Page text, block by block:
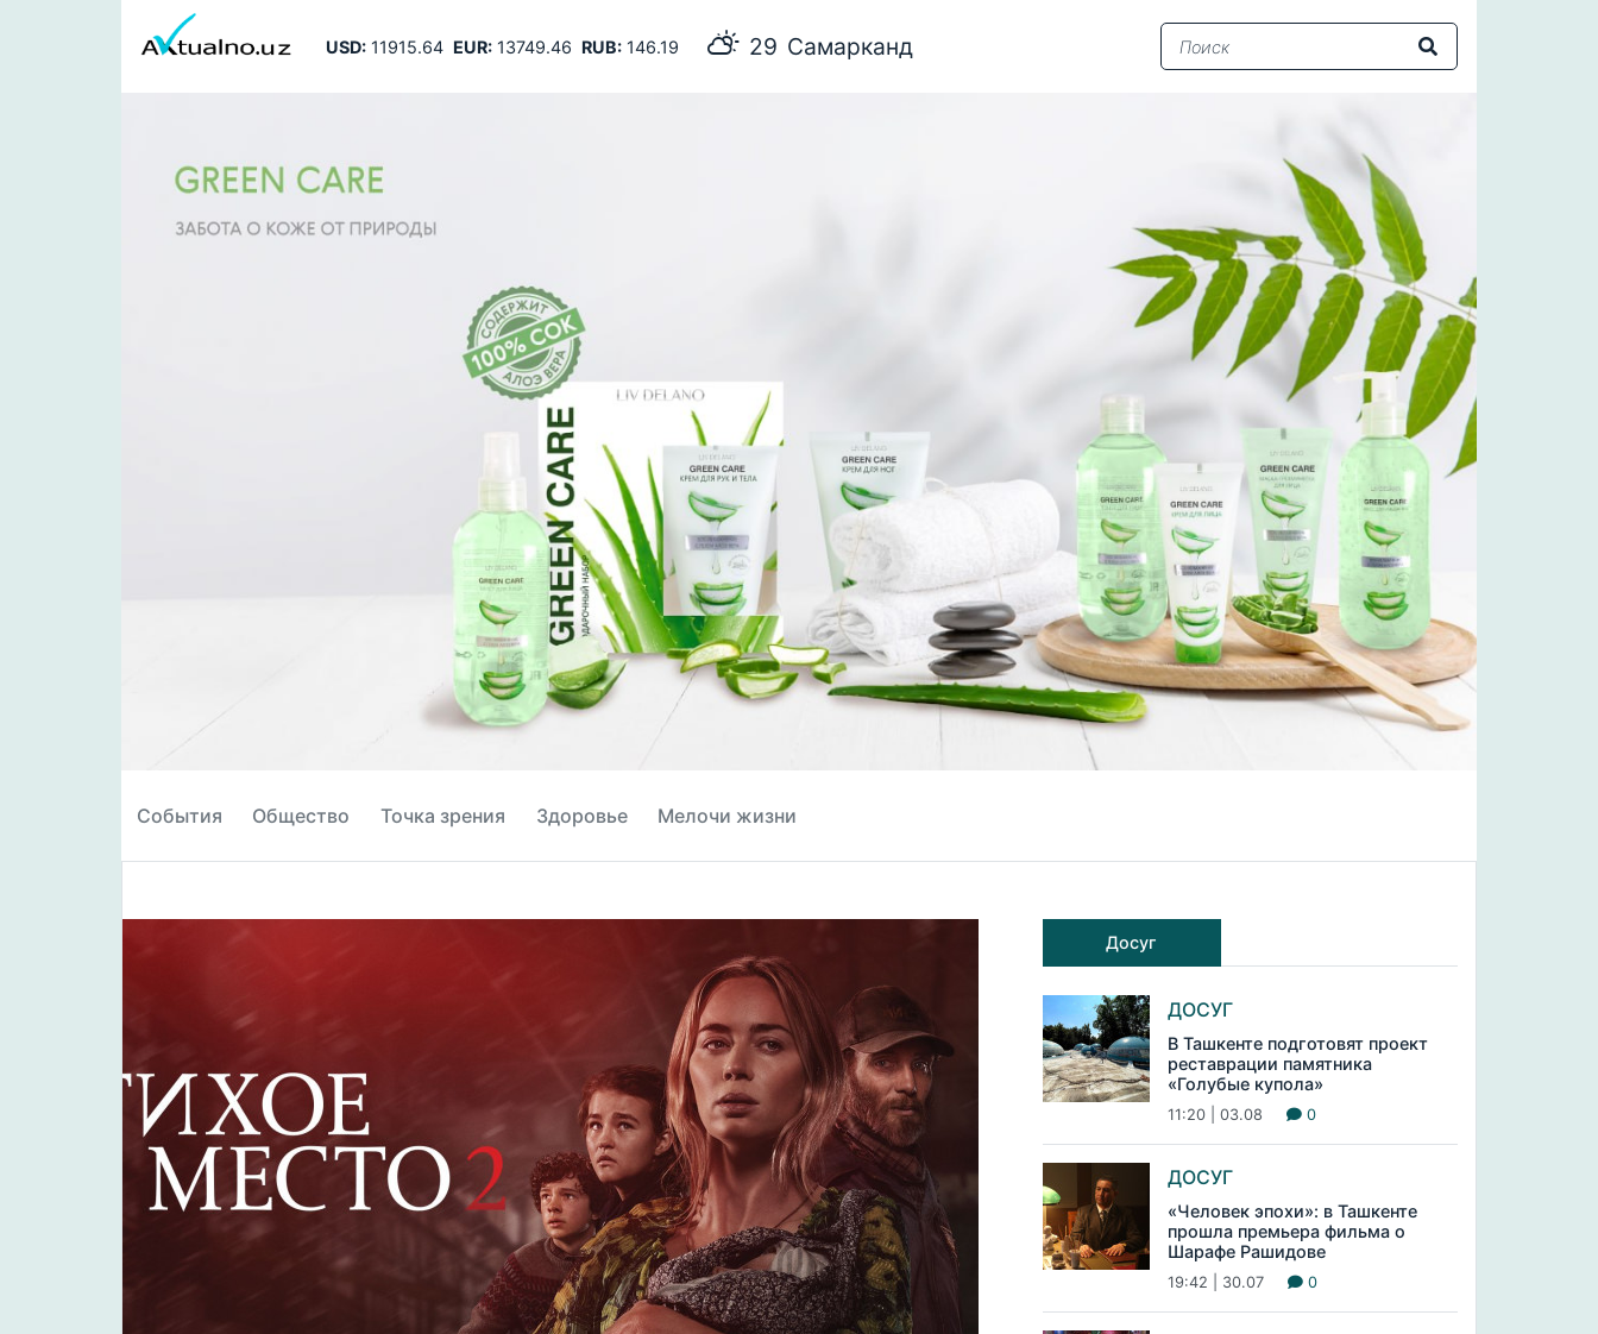
USD:11915.64 EUR:13749.46 RUB:146.19 29 Самарканд
События Общество Точка зрения Здоровье Мелочи жизни
Досуг
ДОСУГ
В Ташкенте подготовят проект
реставрации памятника
«Голубые купола»
11:20 | 03.08 0
ДОСУГ
«Человек эпохи»: в Ташкенте
прошла премьера фильма о
Шарафе Рашидове
19:42 | 30.07 0